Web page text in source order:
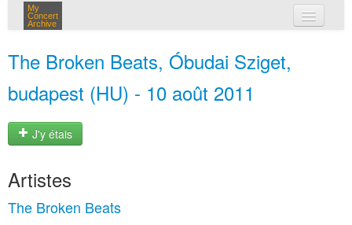
My
Concert
Archive
The Broken Beats, Óbudai Sziget,
budapest (HU) - 10 août 2011
J'y étais
Artistes
The Broken Beats